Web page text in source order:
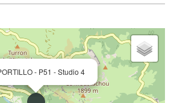
- P51 - Studio 4